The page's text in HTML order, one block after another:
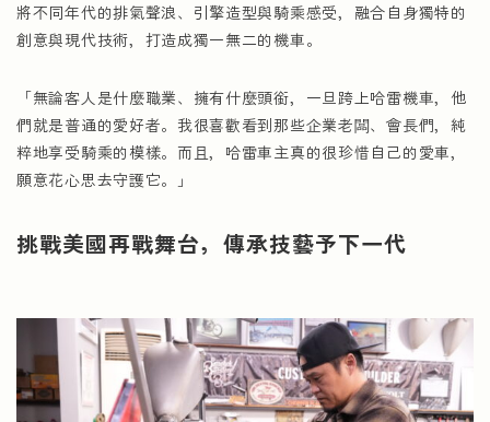
將不同年代的排氣聲浪、引擎造型與騎乘感受，融合自身獨特的
創意與現代技術，打造成獨一無二的機車。
「無論客人是什麼職業、擁有什麼頭銜，一旦跨上哈雷機車，他
們就是普通的愛好者。我很喜歡看到那些企業老闆、會長們，純
粹地享受騎乘的模樣。而且，哈雷車主真的很珍惜自己的愛車，
願意花心思去守護它。」
挑戰美國再戰舞台，傳承技藝予下一代